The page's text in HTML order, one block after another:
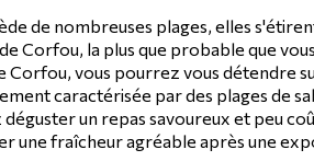
de nombreuses plages, elles
Corfou, la plus que probable que
vous pourrez vous détendre
caractérisée par des plages de
un repas savoureux et peu
une fraîcheur agréable après une